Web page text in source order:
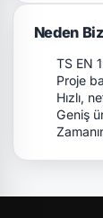
Neden
TS EN
Proje
Hızlı,
Geniş